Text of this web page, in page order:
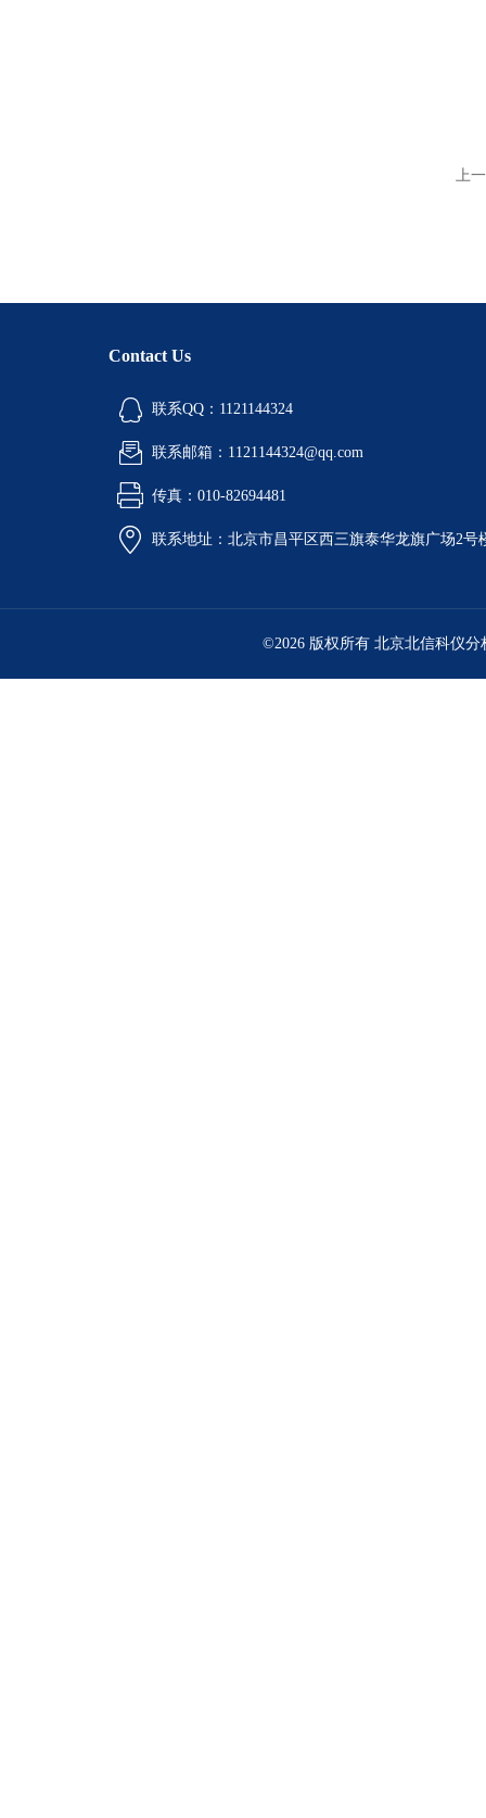
上
Contact Us
联系QQ：1121144324
联系邮箱：1121144324@qq.com
传真：010-82694481
联系地址：北京市昌平区西三旗泰华龙旗广场2号
©2026 版权所有 北京北信科仪